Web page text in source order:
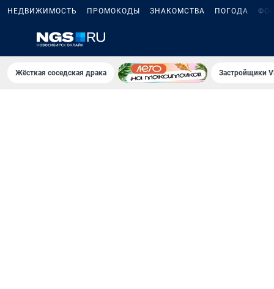
НЕДВИЖИМОСТЬ ПРОМОКОДЫ ЗНАКОМСТВА ПОГОДА
Жёсткая соседская драка Застройщики